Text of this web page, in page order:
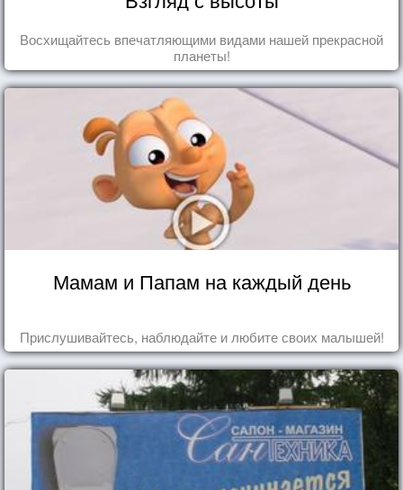
Восхищайтесь впечатляющими видами нашей прекрасной
планеты!
Мамам и Папам на каждый день
Прислушивайтесь, наблюдайте и любите своих малышей!